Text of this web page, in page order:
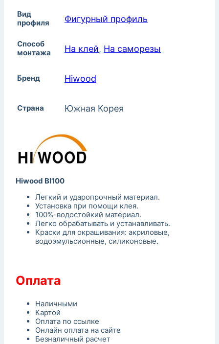
Вид
профиля
Фигурный профиль
Способ
монтажа
На клей, На саморезы
Бренд Hiwood
Страна Южная Корея
Hiwood BI100
Легкий и ударопрочный материал.
Установка при помощи клея.
100%-водостойкий материал.
Легко обрабатывать и устанавливать.
Краски для окрашивания: акриловые,
водоэмульсионные, силиконовые.
Оплата
Наличными
Картой
Оплата по ссылке
Онлайн оплата на сайте
Безналичный расчет